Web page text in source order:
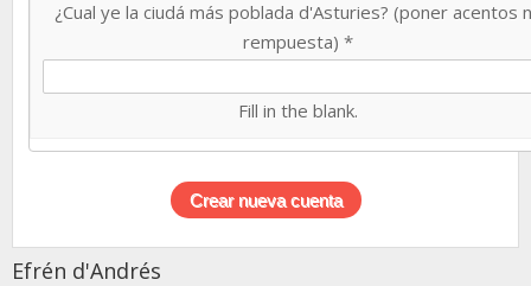
¿Cual ye la ciudá más poblada d'Asturies? (poner acentos
rempuesta) *
Fill in the blank.
Efrén d'Andrés